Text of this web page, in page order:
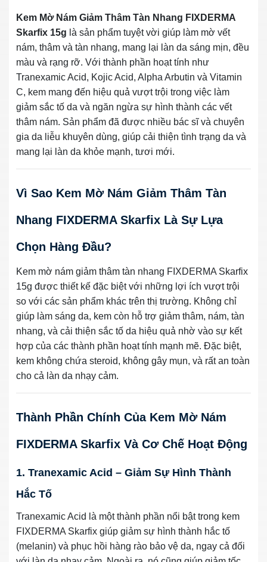
Kem Mờ Nám Giảm Thâm Tàn Nhang FIXDERMA
Skarfix 15g là sản phẩm tuyệt vời giúp làm mờ vết
nám, thâm và tàn nhang, mang lại làn da sáng mịn, đều
màu và rạng rỡ. Với thành phần hoạt tính như
Tranexamic Acid, Kojic Acid, Alpha Arbutin và Vitamin
C, kem mang đến hiệu quả vượt trội trong việc làm
giảm sắc tố da và ngăn ngừa sự hình thành các vết
thâm nám. Sản phẩm đã được nhiều bác sĩ và chuyên
gia da liễu khuyên dùng, giúp cải thiện tình trạng da và
mang lại làn da khỏe mạnh, tươi mới.
Vì Sao Kem Mờ Nám Giảm Thâm Tàn
Nhang FIXDERMA Skarfix Là Sự Lựa
Chọn Hàng Đầu?
Kem mờ nám giảm thâm tàn nhang FIXDERMA Skarfix
15g được thiết kế đặc biệt với những lợi ích vượt trội
so với các sản phẩm khác trên thị trường. Không chỉ
giúp làm sáng da, kem còn hỗ trợ giảm thâm, nám, tàn
nhang, và cải thiện sắc tố da hiệu quả nhờ vào sự kết
hợp của các thành phần hoạt tính mạnh mẽ. Đặc biệt,
kem không chứa steroid, không gây mụn, và rất an toàn
cho cả làn da nhạy cảm.
Thành Phần Chính Của Kem Mờ Nám
FIXDERMA Skarfix Và Cơ Chế Hoạt Động
1. Tranexamic Acid – Giảm Sự Hình Thành
Hắc Tố
Tranexamic Acid là một thành phần nổi bật trong kem
FIXDERMA Skarfix giúp giảm sự hình thành hắc tố
(melanin) và phục hồi hàng rào bảo vệ da, ngay cả đối